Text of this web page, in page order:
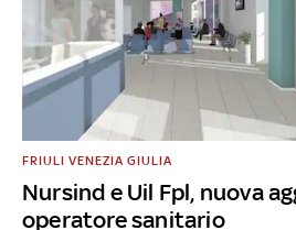
Nursind e Uil Fpl, nuova
operatore sanitario
FRIULI VENEZIA GIULIA